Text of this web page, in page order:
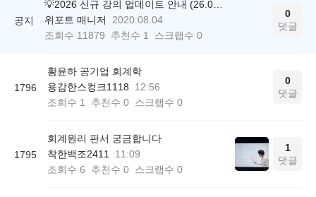
공지
위포트 매니저
2020.08.04
조회수 11879 추천수 1 스크랩수 0
0
댓글
1796
황윤하 공기업 회계학
용감한스컹크1118
12:56
조회수 1 추천수 0 스크랩수 0
0
댓글
1795
회계원리 판서 궁금합니다
착한백조2411
11:09
조회수 6 추천수 0 스크랩수 0
1
댓글